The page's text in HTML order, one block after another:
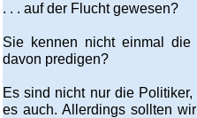
. . . auf der Flucht gewesen?
Sie kennen nicht einmal die
davon predigen?
Es sind nicht nur die
es auch. Allerdings sollten